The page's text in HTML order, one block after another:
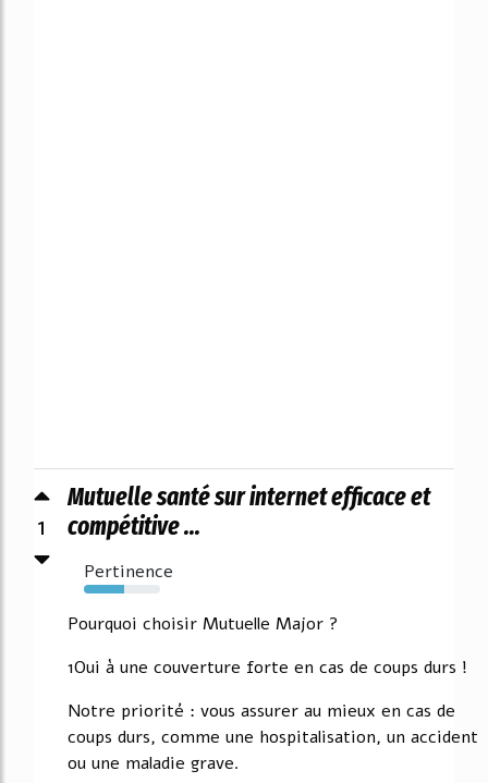
1
Mutuelle santé sur internet efficace et
compétitive ...
Pertinence
53%
Pourquoi choisir Mutuelle Major ?
1Oui à une couverture forte en cas de coups durs !
Notre priorité : vous assurer au mieux en cas de
coups durs, comme une hospitalisation, un accident
ou une maladie grave.